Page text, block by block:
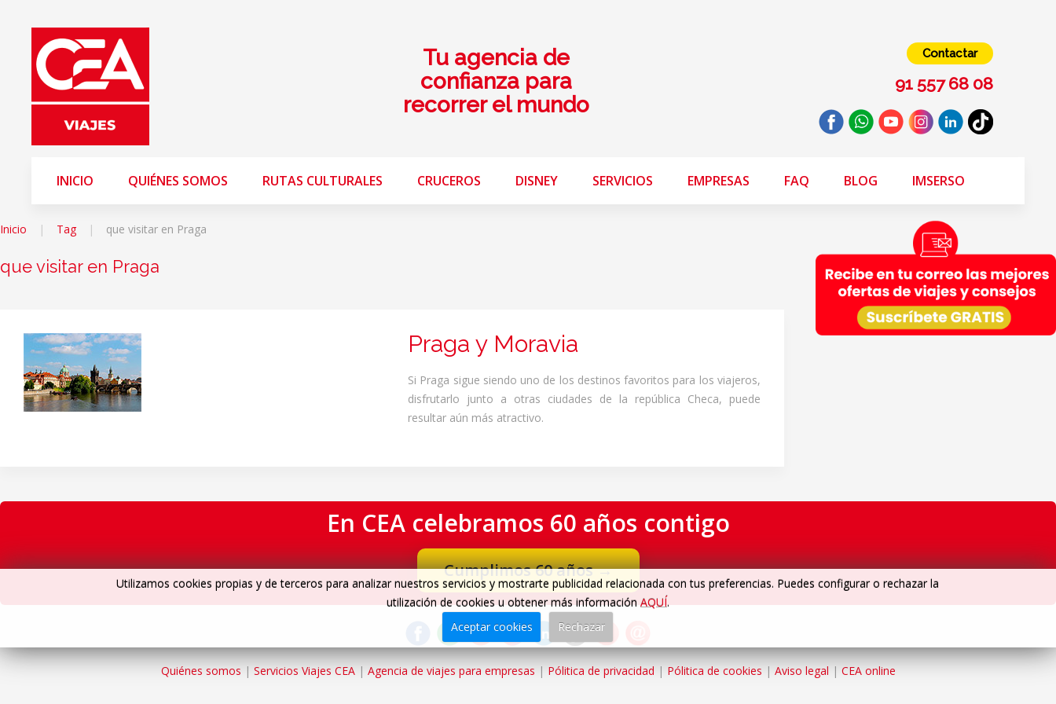
Tu agencia de
confianza para
recorrer el mundo
Contactar
91 557 68 08
INICIO QUIÉNES SOMOS RUTAS CULTURALES CRUCEROS DISNEY SERVICIOS EMPRESAS FAQ BLOG IMSERSO
Inicio Tag que visitar en Praga
que visitar en Praga
Praga y Moravia
Si Praga sigue siendo uno de los destinos favoritos para los viajeros,
disfrutarlo junto a otras ciudades de la república Checa, puede
resultar aún más atractivo.
En CEA celebramos 60 años contigo
Cumplimos 60 años→
Quiénes somos | Servicios Viajes CEA| Agencia de viajes para empresas | Pólitica de privacidad | Pólitica de cookies | Aviso legal | CEA online
Utilizamos cookies propias y de terceros para analizar nuestros servicios y mostrarte publicidad relacionada con tus preferencias. Puedes configurar o rechazar la
utilización de cookies u obtener más informaciónAQUÍ.
Aceptar cookies
Rechazar